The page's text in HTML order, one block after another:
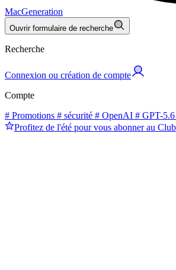
MacGeneration
Ouvrir formulaire de recherche
Recherche
Connexion ou création de compte
Compte
# Promotions # sécurité # OpenAI # GPT-
Profitez de l'été pour vous abonner au